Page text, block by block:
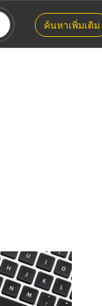
ค้นหาเพิ่มเติม